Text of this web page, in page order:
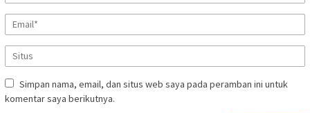
Simpan nama, email, dan situs web saya pada peramban ini untuk
komentar saya berikutnya.